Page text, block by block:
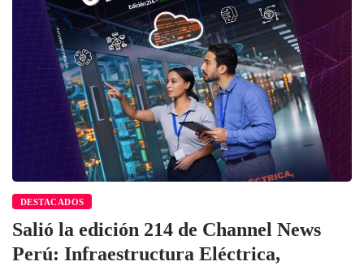
DESTACADOS
Salió la edición 214 de Channel News
Perú: Infraestructura Eléctrica,